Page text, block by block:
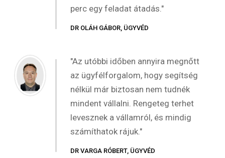
perc egy feladat átadás."
DR OLÁH GÁBOR, ÜGYVÉD
"Az utóbbi időben annyira megnőtt
az ügyfélforgalom, hogy segítség
nélkül már biztosan nem tudnék
mindent vállalni. Rengeteg terhet
levesznek a vállamról, és mindig
számíthatok rájuk."
DR VARGA RÓBERT, ÜGYVÉD